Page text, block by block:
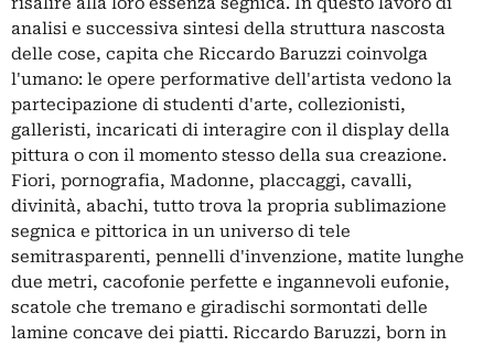
analisi e successiva sintesi della struttura nascosta
delle cose, capita che Riccardo Baruzzi coinvolga
l'umano: le opere performative dell'artista vedono la
partecipazione di studenti d'arte, collezionisti,
galleristi, incaricati di interagire con il display della
pittura o con il momento stesso della sua creazione.
Fiori, pornografia, Madonne, placcaggi, cavalli,
divinità, abachi, tutto trova la propria sublimazione
segnica e pittorica in un universo di tele
semitrasparenti, pennelli d'invenzione, matite lunghe
due metri, cacofonie perfette e ingannevoli eufonie,
scatole che tremano e giradischi sormontati delle
lamine concave dei piatti. Riccardo Baruzzi, born in